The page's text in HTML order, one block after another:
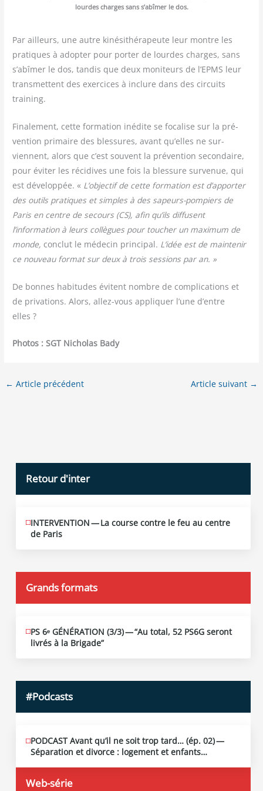
lourdes charges sans s’abîmer le dos.
Par ailleurs, une autre kiné­si­thé­ra­peute leur montre les
pra­tiques à adop­ter pour por­ter de lourdes charges, sans
s’abîmer le dos, tan­dis que deux moni­teurs de l’EPMS leur
trans­mettent des exer­cices à inclure dans des cir­cuits
training.
Fina­le­ment, cette for­ma­tion inédite se foca­lise sur la pré­
ven­tion pri­maire des bles­sures, avant qu’elles ne sur­
viennent, alors que c’est sou­vent la pré­ven­tion secon­daire,
pour évi­ter les réci­dives une fois la bles­sure sur­ve­nue, qui
est déve­lop­pée. « L’objectif de cette for­ma­tion est d’apporter
des outils pra­tiques et simples à des sapeurs-pom­piers de
Paris en centre de secours (CS), afin qu’ils dif­fusent
l’information à leurs col­lègues pour tou­cher un maxi­mum de
monde, conclut le méde­cin prin­ci­pal. L’idée est de main­te­nir
ce nou­veau for­mat sur deux à trois ses­sions par an. »
De bonnes habi­tudes évitent nombre de com­pli­ca­tions et
de pri­va­tions. Alors, allez-vous appli­quer l’une d’entre
elles ?
Pho­tos : SGT Nicho­las Bady
← Article précédent Article suivant →
Retour d'inter
JUIN
12
2026
INTERVENTION — La course contre le feu au centre
de Paris
Grands formats
JUIN
19
2026
PS 6ᵉ GÉNÉRATION (3/​3) — “Au total, 52 PS6G seront
livrés à la Brigade”
#Podcasts
MAI
13
2026
PODCAST Avant qu’il ne soit trop tard… (ép. 02) —
Séparation et divorce : logement et enfants…
Web-série